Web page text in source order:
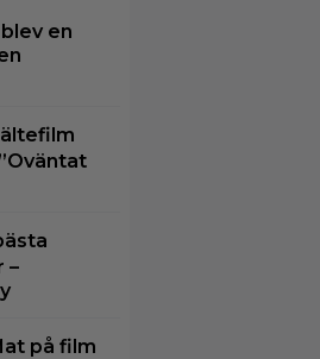
en
–
på film